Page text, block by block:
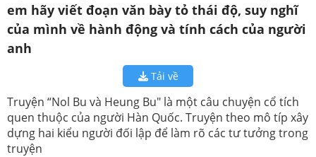
em hãy viết đoạn văn bày tỏ thái độ, suy nghĩ
của mình về hành động và tính cách của người
anh
Tải về
Truyện “Nol Bu và Heung Bu" là một câu chuyện cổ tích
quen thuộc của người Hàn Quốc. Truyện theo mô típ xây
dựng hai kiểu người đối lập để làm rõ các tư tưởng trong
truyện